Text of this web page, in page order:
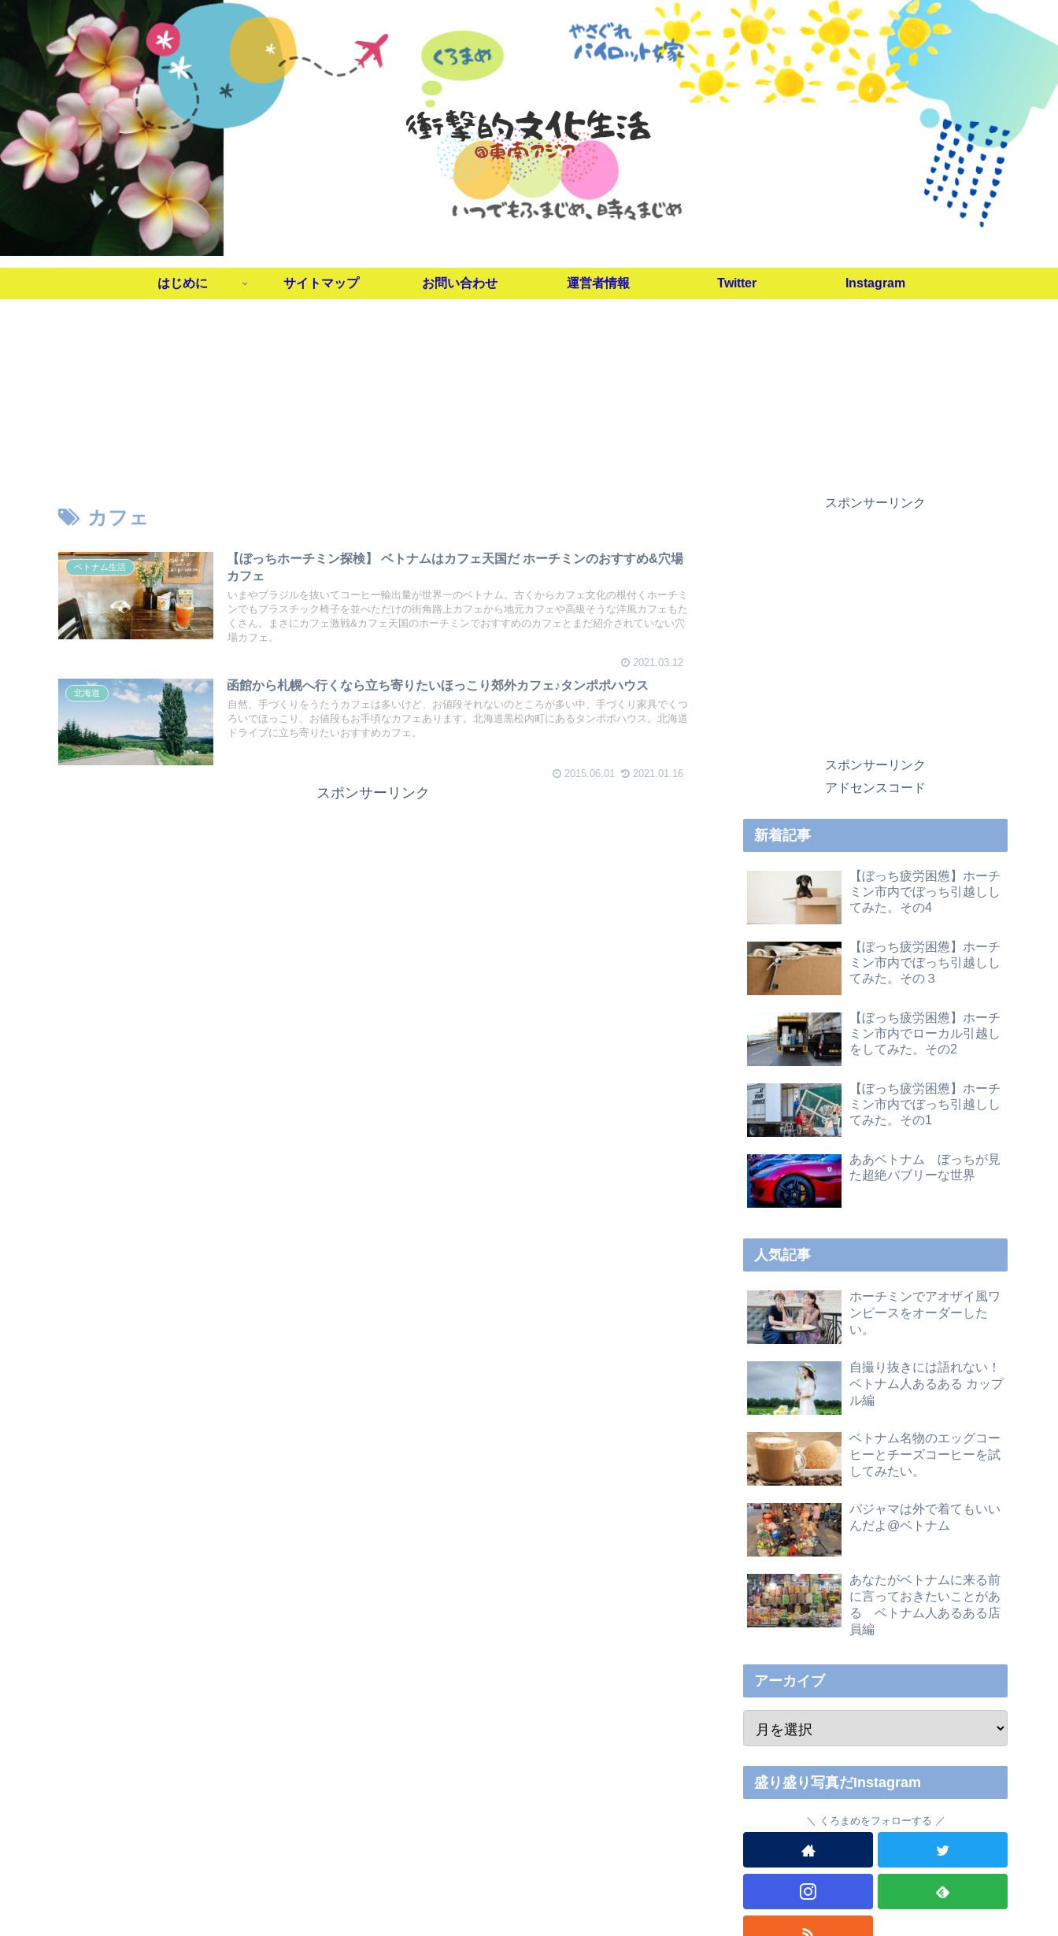
はじめに サイトマップ お問い合わせ 運営者情報 Twitter Instagram
カフェ
ベトナム生活
【ぼっちホーチミン探検】 ベトナムはカフェ天国だ ホーチミンのおすすめ&穴場
カフェ
いまやブラジルを抜いてコーヒー輸出量が世界一のベトナム。古くからカフェ文化の根付くホーチミ
ンでもプラスチック椅子を並べただけの街角路上カフェから地元カフェや高級そうな洋風カフェもた
くさん。まさにカフェ激戦&カフェ天国のホーチミンでおすすめのカフェとまだ紹介されていない穴
場カフェ。
2021.03.12
北海道
函館から札幌へ行くなら立ち寄りたいほっこり郊外カフェ♪タンポポハウス
自然、手づくりをうたうカフェは多いけど、お値段それないのところが多い中、手づくり家具でくつ
ろいでほっこり、お値段もお手頃なカフェあります。北海道黒松内町にあるタンポポハウス。北海道
ドライブに立ち寄りたいおすすめカフェ。
2015.06.01 2021.01.16
スポンサーリンク
スポンサーリンク
スポンサーリンク
アドセンスコード
新着記事
【ぼっち疲労困憊】ホーチ
ミン市内でぼっち引越しし
てみた。その4
【ぼっち疲労困憊】ホーチ
ミン市内でぼっち引越しし
てみた。その３
【ぼっち疲労困憊】ホーチ
ミン市内でローカル引越し
をしてみた。その2
【ぼっち疲労困憊】ホーチ
ミン市内でぼっち引越しし
てみた。その1
ああベトナム ぼっちが見
た超絶バブリーな世界
人気記事
ホーチミンでアオザイ風ワ
ンピースをオーダーした
い。
自撮り抜きには語れない！
ベトナム人あるある カップ
ル編
ベトナム名物のエッグコー
ヒーとチーズコーヒーを試
してみたい。
パジャマは外で着てもいい
んだよ@ベトナム
あなたがベトナムに来る前
に言っておきたいことがあ
る ベトナム人あるある店
員編
アーカイブ
盛り盛り写真だInstagram
くろまめをフォローする